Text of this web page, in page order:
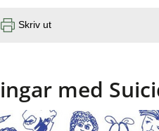
Skriv ut
med